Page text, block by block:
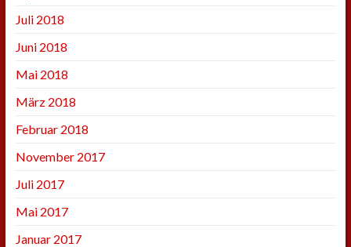
Juli 2018
Juni 2018
Mai 2018
März 2018
Februar 2018
November 2017
Juli 2017
Mai 2017
Januar 2017